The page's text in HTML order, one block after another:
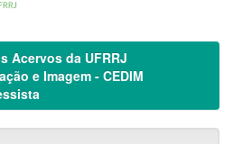
Acervos da UFRRJ
e Imagem - CEDIM